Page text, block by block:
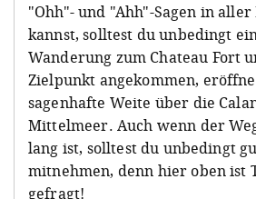
"Ohh"- und "Ahh"-Sagen in
kannst, solltest du unbedingt
Wanderung zum Chateau Fort
Zielpunkt angekommen,
sagenhafte Weite über die
Mittelmeer. Auch wenn der
lang ist, solltest du unbedingt
mitnehmen, denn hier oben
gefragt!